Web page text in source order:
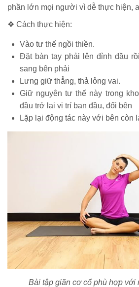
phần lớn mọi người vì dễ thực hiện,
❖ Cách thực hiện:
Vào tư thế ngồi thiền.
Đặt bàn tay phải lên đỉnh đầu
sang bên phải
Lưng giữ thẳng, thả lỏng vai.
Giữ nguyên tư thế này trong
đầu trở lại vị trí ban đầu, đổi bên
Lặp lại động tác này với bên còn
Bài tập giãn cơ cổ phù hợp với